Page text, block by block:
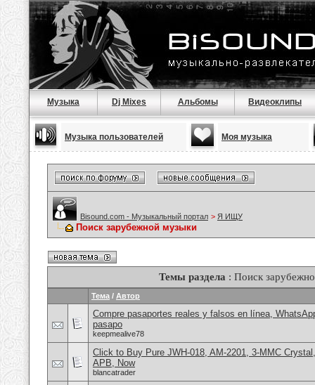
Музыка Dj Mixes Альбомы Видеоклипы
Музыка пользователей Моя музыка
Bisound.com - Музыкальный портал > Я ИЩУ
Поиск зарубежной музыки
Темы раздела : Поиск
Тема / Автор
Compre pasaportes reales y falsos en línea,
pasapo
keepmealive78
Click to Buy Pure JWH-018, AM-2201, 3-MMC
APB, Now
blancatrader